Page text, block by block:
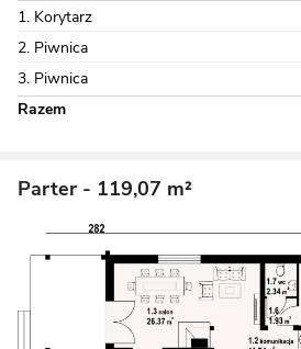
1. Korytarz
2. Piwnica
3. Piwnica
Razem
Parter - 119,07 m²